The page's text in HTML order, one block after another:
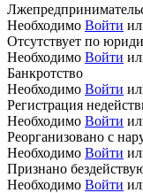
Необходимо Войти
Отсутствует по
Необходимо Войти
Банкротство
Необходимо Войти
Регистрация
Необходимо Войти
Реорганизовано с
Необходимо Войти
Признано
Необходимо Войти